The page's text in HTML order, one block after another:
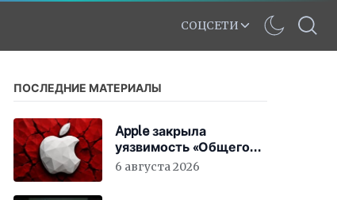
СОЦСЕТИ
ПОСЛЕДНИЕ МАТЕРИАЛЫ
Apple закрыла
уязвимость «Общего
экрана» в macOS
6 августа 2026